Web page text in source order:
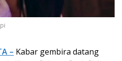
– Kabar gembira datang